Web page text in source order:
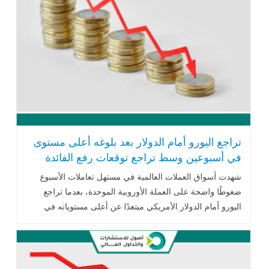
تراجع اليورو أمام الدولار بعد بلوغه أعلى مستوى
في أسبوعين وسط تراجع توقعات رفع الفائدة
الأوروبية
شهدت أسواق العملات العالمية في مستهل تعاملات الأسبوع
ضغوطًا واضحة على العملة الأوروبية الموحدة، بعدما تراجع
اليورو أمام الدولار الأمريكي مبتعدًا عن أعلى مستوياته في